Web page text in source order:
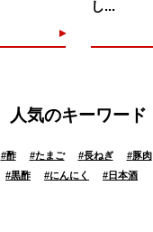
し...
人気のキーワード
#酢 #たまご #長ねぎ #豚肉
#黒酢 #にんにく #日本酒